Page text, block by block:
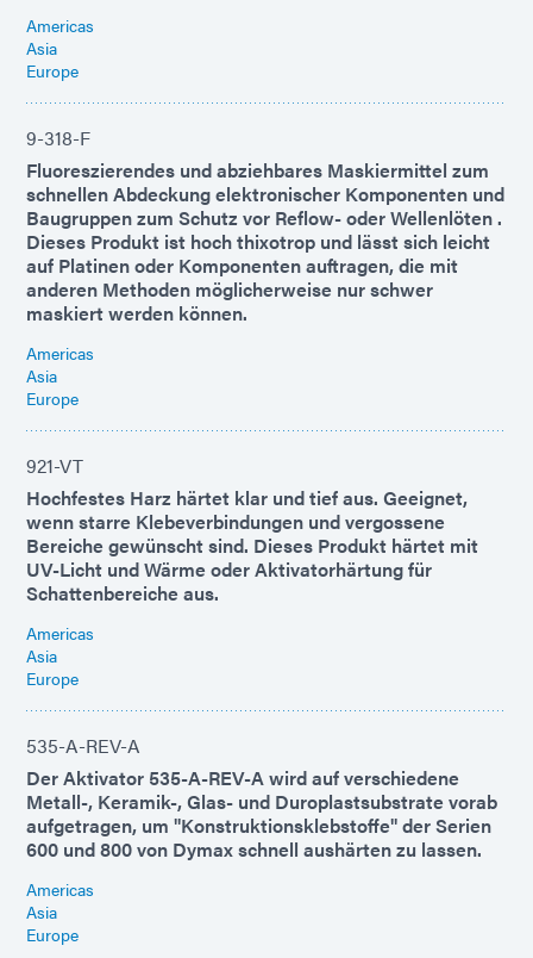
Americas
Asia
Europe
9-318-F
Fluoreszierendes und abziehbares Maskiermittel zum
schnellen Abdeckung elektronischer Komponenten und
Baugruppen zum Schutz vor Reflow- oder Wellenlöten .
Dieses Produkt ist hoch thixotrop und lässt sich leicht
auf Platinen oder Komponenten auftragen, die mit
anderen Methoden möglicherweise nur schwer
maskiert werden können.
Americas
Asia
Europe
921-VT
Hochfestes Harz härtet klar und tief aus. Geeignet,
wenn starre Klebeverbindungen und vergossene
Bereiche gewünscht sind. Dieses Produkt härtet mit
UV-Licht und Wärme oder Aktivatorhärtung für
Schattenbereiche aus.
Americas
Asia
Europe
535-A-REV-A
Der Aktivator 535-A-REV-A wird auf verschiedene
Metall-, Keramik-, Glas- und Duroplastsubstrate vorab
aufgetragen, um "Konstruktionsklebstoffe" der Serien
600 und 800 von Dymax schnell aushärten zu lassen.
Americas
Asia
Europe